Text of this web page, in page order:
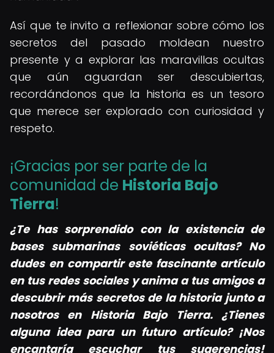
Así que te invito a reflexionar sobre cómo los
secretos del pasado moldean nuestro
presente y a explorar las maravillas ocultas
que aún aguardan ser descubiertas,
recordándonos que la historia es un tesoro
que merece ser explorado con curiosidad y
respeto.
¡Gracias por ser parte de la
comunidad de Historia Bajo
Tierra!
¿Te has sorprendido con la existencia de
bases submarinas soviéticas ocultas? No
dudes en compartir este fascinante artículo
en tus redes sociales y anima a tus amigos a
descubrir más secretos de la historia junto a
nosotros en Historia Bajo Tierra. ¿Tienes
alguna idea para un futuro artículo? ¡Nos
encantaría escuchar tus sugerencias!